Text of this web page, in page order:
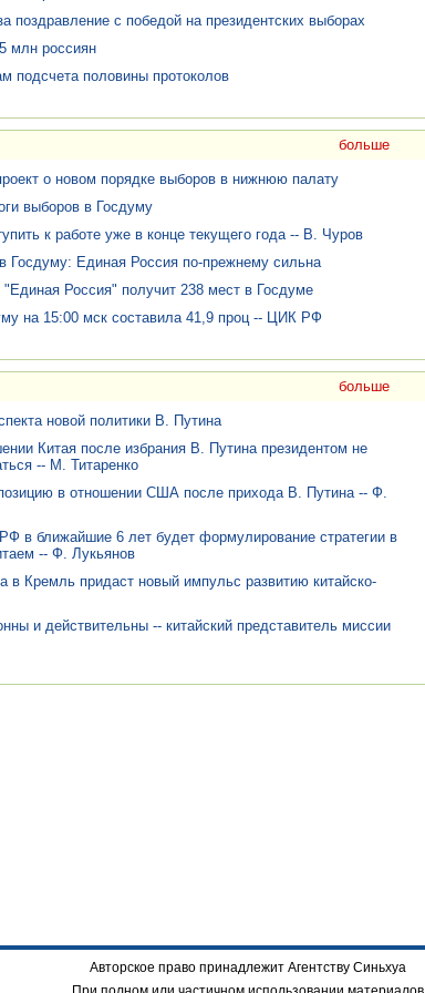
поздравление с победой на президентских выборах
млн россиян
подсчета половины протоколов
больше
о новом порядке выборов в нижнюю палату
выборов в Госдуму
к работе уже в конце текущего года -- В. Чуров
Единая Россия по-прежнему сильна
Россия" получит 238 мест в Госдуме
на 15:00 мск составила 41,9 проц -- ЦИК РФ
больше
новой политики В. Путина
Китая после избрания В. Путина президентом не
-- М. Титаренко
в отношении США после прихода В. Путина -- Ф.
в ближайшие 6 лет будет формулирование стратегии в
-- Ф. Лукьянов
Кремль придаст новый импульс развитию китайско-
и действительны -- китайский представитель миссии
Авторское право принадлежит Агентству Синьхуа